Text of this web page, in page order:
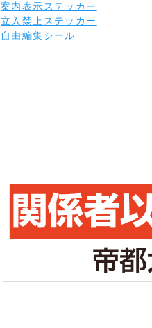
案内表示ステッカー
立入禁止ステッカー
自由編集シール